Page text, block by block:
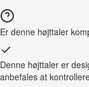
Er denne højttaler
Denne højttaler er
anbefales at